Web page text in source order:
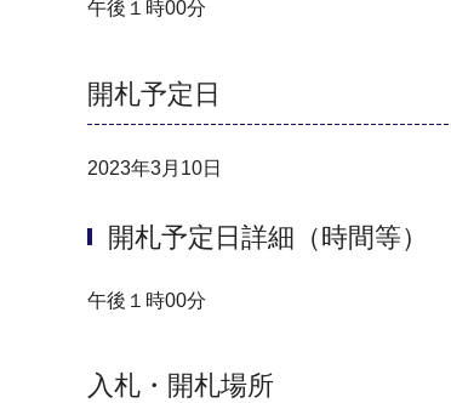
午後１時00分
開札予定日
2023年3月10日
開札予定日詳細（時間等）
午後１時00分
入札・開札場所